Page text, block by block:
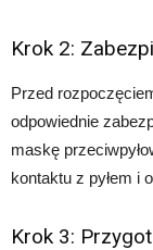
Krok 2:
Przed
odpowiednie
maskę
kontaktu z pyłem i
Krok 3: